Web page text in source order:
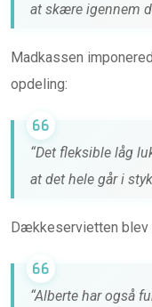
at skære igennem
Madkassen
opdeling:
“Det fleksible låg
at det hele går i
Dækkeservietten blev
“Alberte har også